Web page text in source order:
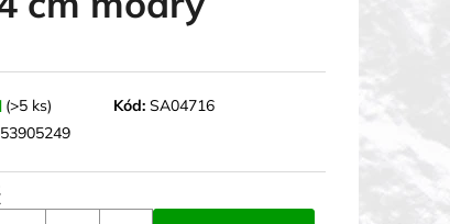
(>5 ks) Kód: SA04716
TRAILOVÉ